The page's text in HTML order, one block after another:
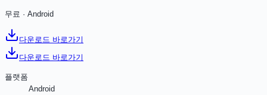
무료 · Android
다운로드 바로가기
다운로드 바로가기
플랫폼
Android